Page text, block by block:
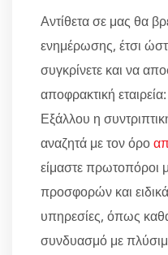
Αντίθετα σε μας θα
ενημέρωσης, έτσι
συγκρίνετε και να
αποφρακτική
Εξάλλου η
αναζητά με τον όρο
είμαστε πρωτοπόροι
προσφορών και
υπηρεσίες, όπως
συνδυασμό με